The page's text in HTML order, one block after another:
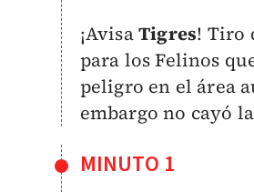
¡AvisaTigres! Tiro
para los Felinos
peligro en el área
embargo no cayó
MINUTO 1